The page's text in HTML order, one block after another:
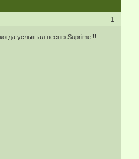
1
услышал песню Suprime!!!